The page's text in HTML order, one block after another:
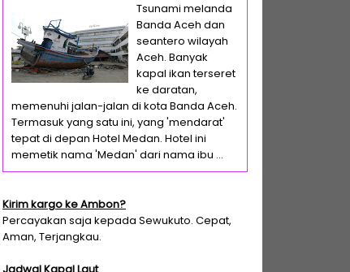
Tsunami melanda
Banda Aceh dan
seantero wilayah
Aceh. Banyak
kapal ikan terseret
ke daratan,
memenuhi jalan-jalan di kota Banda Aceh.
Termasuk yang satu ini, yang 'mendarat'
tepat di depan Hotel Medan. Hotel ini
memetik nama 'Medan' dari nama ibu ...
Kirim kargo ke Ambon?
Percayakan saja kepada Sewukuto. Cepat,
Aman, Terjangkau.